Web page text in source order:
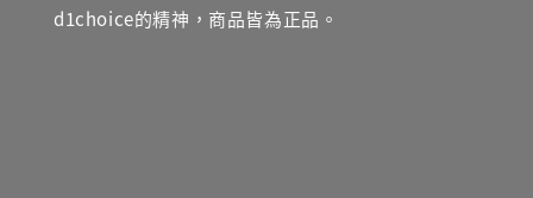
d1choice的精神，商品皆為正品。